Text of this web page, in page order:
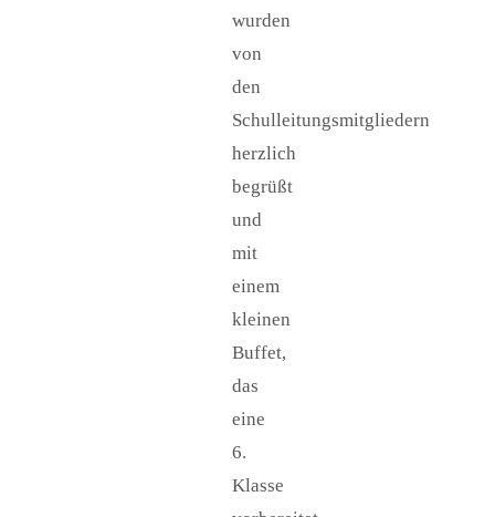
wurden
von
den
Schulleitungsmitgliedern
herzlich
begrüßt
und
mit
einem
kleinen
Buffet,
das
eine
6.
Klasse